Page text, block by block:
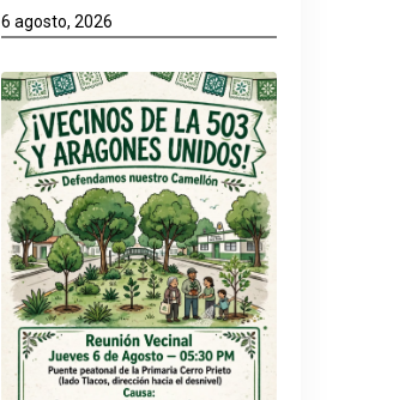
6 agosto, 2026